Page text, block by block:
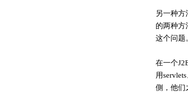
另一种
的两种方
这个问题
在一个
用
側，他们